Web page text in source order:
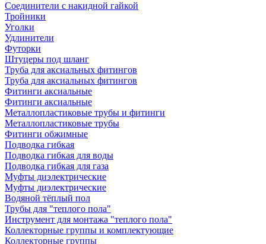
Соединители с накидной гайкой
Тройники
Уголки
Удлинители
Футорки
Штуцеры под шланг
Труба для аксиальных фитингов
Труба для аксиальных фитингов
Фитинги аксиальные
Фитинги аксиальные
Металлопластиковые трубы и фитинги
Металлопластиковые трубы
Фитинги обжимные
Подводка гибкая
Подводка гибкая для воды
Подводка гибкая для газа
Муфты диэлектрические
Муфты диэлектрические
Водяной тёплый пол
Трубы для "теплого пола"
Инструмент для монтажа "теплого пола"
Коллекторные группы и комплектующие
Коллекторные группы